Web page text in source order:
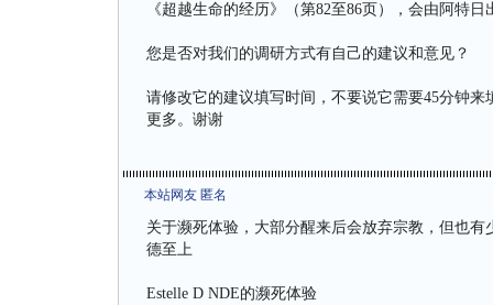
《超越生命的经历》（第82至86页），会由阿特日
您是否对我们的调研方式有自己的建议和意见？
请修改它的建议填写时间，不要说它需要45分钟
更多。谢谢
本站网友 匿名
关于濒死体验，大部分醒来后会放弃宗教，但也
德至上
Estelle D NDE的濒死体验